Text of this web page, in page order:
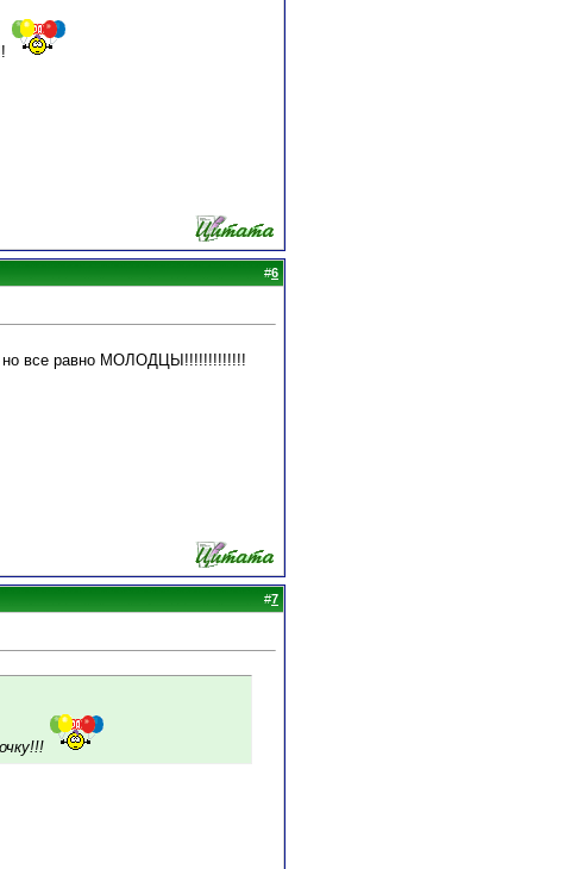
#6
но все равно МОЛОДЦЫ!!!!!!!!!!!!!
#7